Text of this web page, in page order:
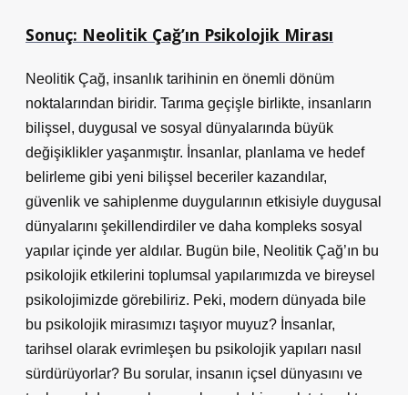
Sonuç: Neolitik Çağ’ın Psikolojik Mirası
Neolitik Çağ, insanlık tarihinin en önemli dönüm
noktalarından biridir. Tarıma geçişle birlikte, insanların
bilişsel, duygusal ve sosyal dünyalarında büyük
değişiklikler yaşanmıştır. İnsanlar, planlama ve hedef
belirleme gibi yeni bilişsel beceriler kazandılar,
güvenlik ve sahiplenme duygularının etkisiyle duygusal
dünyalarını şekillendirdiler ve daha kompleks sosyal
yapılar içinde yer aldılar. Bugün bile, Neolitik Çağ’ın bu
psikolojik etkilerini toplumsal yapılarımızda ve bireysel
psikolojimizde görebiliriz. Peki, modern dünyada bile
bu psikolojik mirasımızı taşıyor muyuz? İnsanlar,
tarihsel olarak evrimleşen bu psikolojik yapıları nasıl
sürdürüyorlar? Bu sorular, insanın içsel dünyasını ve